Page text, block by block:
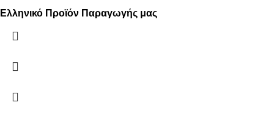
Ελληνικό Προϊόν Παραγωγής μας